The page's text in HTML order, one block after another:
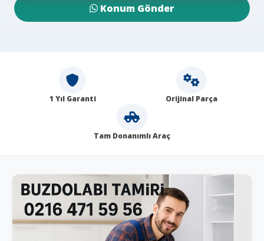
Konum Gönder
1 Yıl Garanti Orijinal Parça
Tam Donanımlı Araç